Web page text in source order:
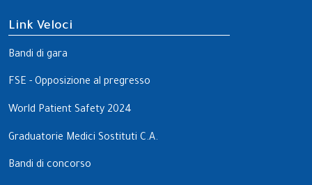
Link Veloci
Bandi di gara
FSE - Opposizione al pregresso
World Patient Safety 2024
Graduatorie Medici Sostituti C.A.
Bandi di concorso